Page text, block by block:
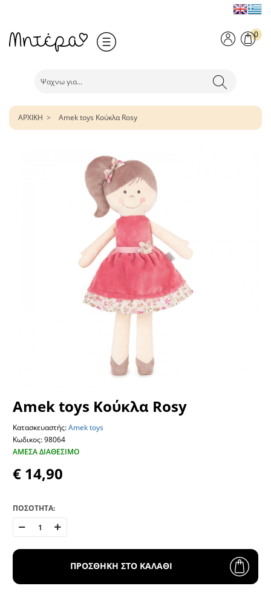
0
ΑΡΧΙΚΗ Amek toys Κούκλα Rosy
Amek toys Κούκλα Rosy
Κατασκευαστής:Amek toys
Κωδικος: 98064
ΆΜΕΣΑ ΔΙΑΘΈΣΙΜΟ
€ 14,90
ΠΟΣΟΤΗΤΑ:
ΠΡΟΣΘΗΚΗ ΣΤΟ ΚΑΛΑΘΙ